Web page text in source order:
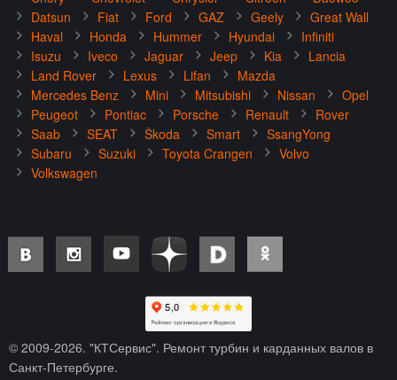
Datsun
Fiat Ford GAZ Geely
Great Wall
Haval
Honda Hummer Hyundai
Infiniti
Isuzu
Iveco Jaguar Jeep Kia
Lancia
Land Rover
Lexus Lifan
Mazda
Mercedes Benz
Mini Mitsubishi Nissan
Opel
Peugeot
Pontiac Porsche Renault
Rover
Saab
SEAT Škoda Smart
SsangYong
Subaru
Suzuki Toyota Crangen
Volvo
Volkswagen
© 2009-2026. "КТСервис". Ремонт турбин и карданных валов в
Санкт-Петербурге.